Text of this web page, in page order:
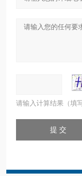
请输入计算结果（填